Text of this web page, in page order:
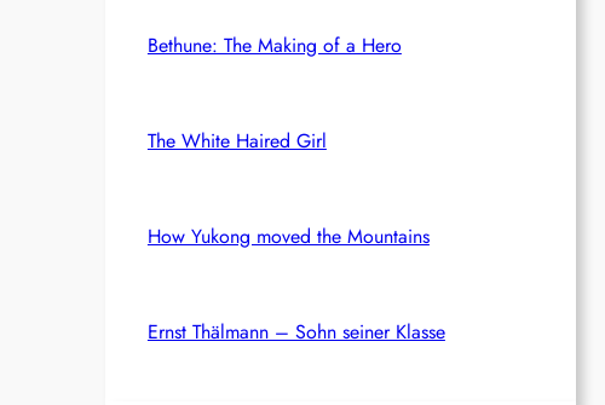
Bethune: The Making of a Hero
The White Haired Girl
How Yukong moved the Mountains
Ernst Thälmann – Sohn seiner Klasse